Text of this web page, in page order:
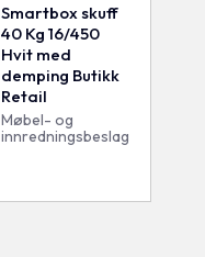
Smartbox skuff
40 Kg 16/450
Hvit med
demping Butikk
Retail
Møbel- og
innredningsbeslag